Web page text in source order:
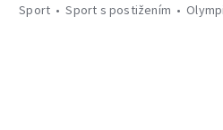
Sport
Sport s postižením